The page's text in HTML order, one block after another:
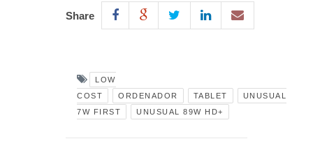
Share
LOW
COST
ORDENADOR TABLET
UNUSUAL
7W FIRST
UNUSUAL 89W HD+